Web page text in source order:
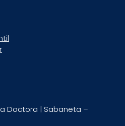
Doctora | Sabaneta –